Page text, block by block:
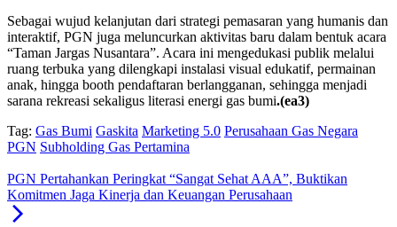
Sebagai wujud kelanjutan dari strategi pemasaran yang humanis dan
interaktif, PGN juga meluncurkan aktivitas baru dalam bentuk acara
“Taman Jargas Nusantara”. Acara ini mengedukasi publik melalui
ruang terbuka yang dilengkapi instalasi visual edukatif, permainan
anak, hingga booth pendaftaran berlangganan, sehingga menjadi
sarana rekreasi sekaligus literasi energi gas bumi.(ea3)
Tag: Gas Bumi Gaskita Marketing 5.0 Perusahaan Gas Negara
PGN Subholding Gas Pertamina
PGN Pertahankan Peringkat “Sangat Sehat AAA”, Buktikan
Komitmen Jaga Kinerja dan Keuangan Perusahaan